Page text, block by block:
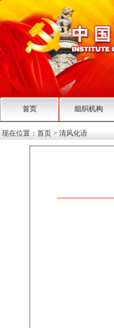
首页 组织机构
现在位置： 首页 > 清风化语